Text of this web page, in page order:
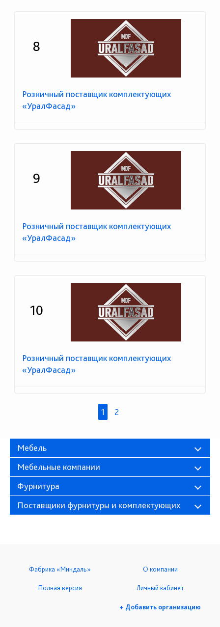
8
Розничный поставщик комплектующих
«УралФасад»
9
Розничный поставщик комплектующих
«УралФасад»
10
Розничный поставщик комплектующих
«УралФасад»
1 2
Мебель
Мебельные компании
Фурнитура
Поставщики фурнитуры и комплектующих
Фабрика «Миндаль» О компании
Полная версия Личный кабинет
+ Добавить организацию